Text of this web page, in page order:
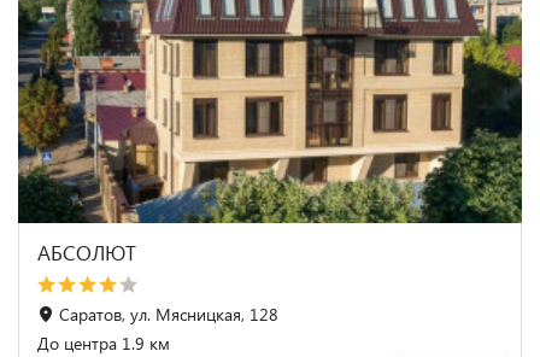
АБСОЛЮТ
Саратов, ул. Мясницкая, 128
До центра 1.9 км